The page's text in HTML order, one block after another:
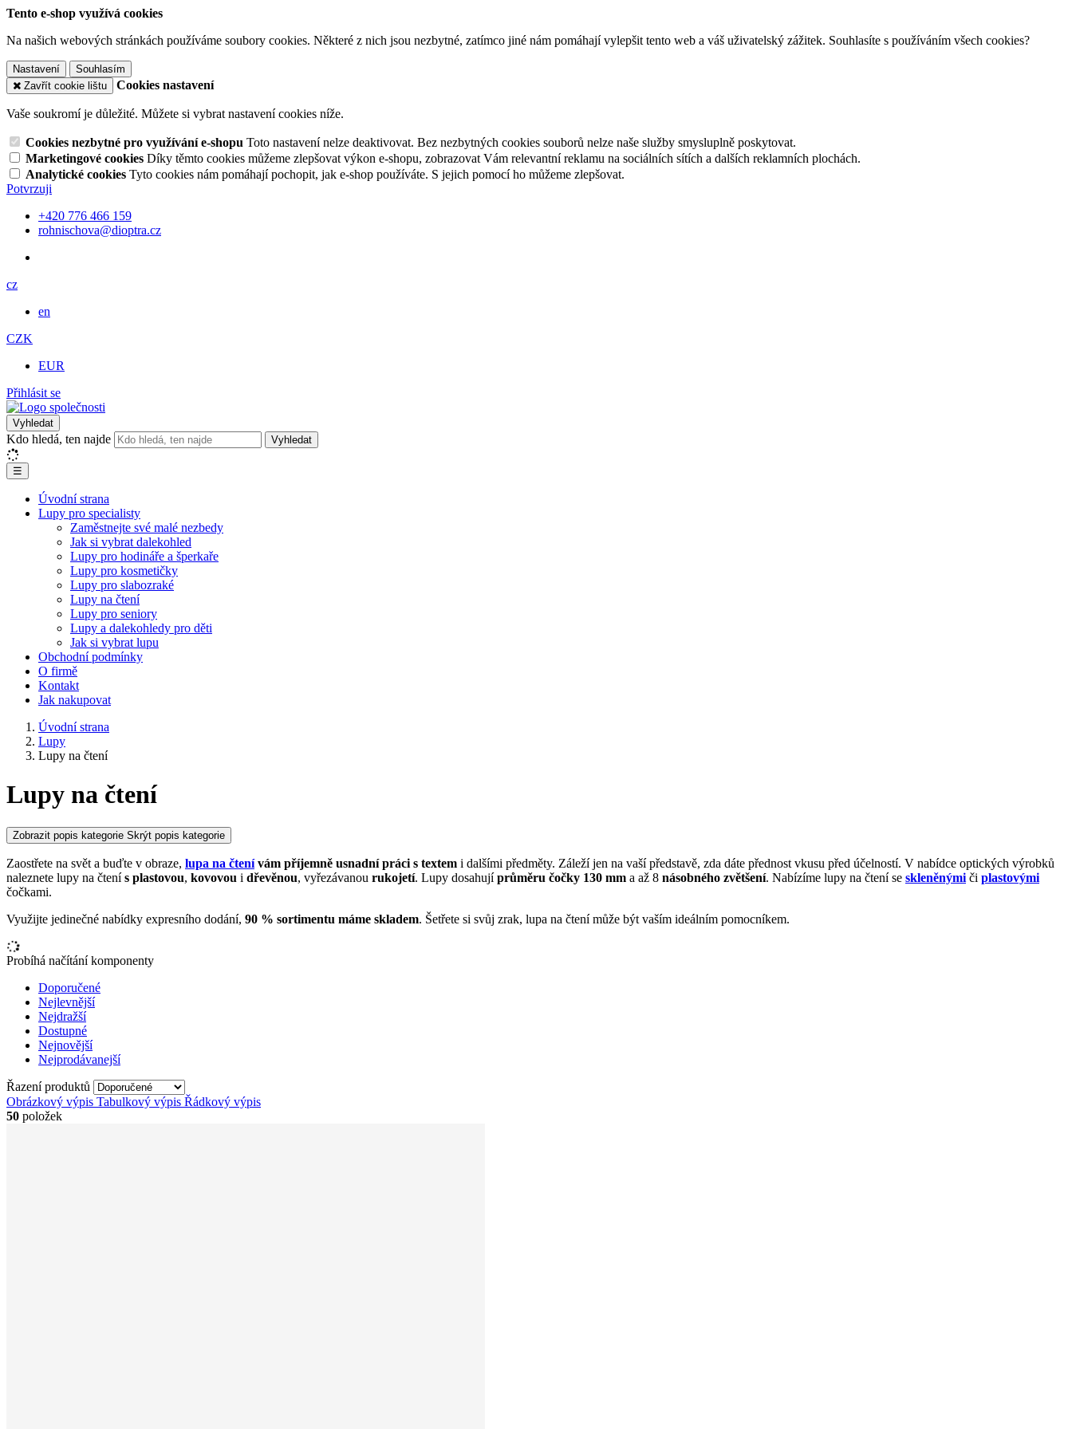
Tento e-shop využívá cookies
Na našich webových stránkách používáme soubory cookies. Některé z nich jsou nezbytné, zatímco jiné nám pomáhají vylepšit tento web a váš uživatelský zážitek. Souhlasíte s používáním všech cookies?
Nastavení
Souhlasím
Zavřít cookie lištu
Cookies nastavení
Vaše soukromí je důležité. Můžete si vybrat nastavení cookies níže.
Cookies nezbytné pro využívání e-shopu Toto nastavení nelze deaktivovat. Bez nezbytných cookies souborů nelze naše služby smysluplně poskytovat.
Marketingové cookies Díky těmto cookies můžeme zlepšovat výkon e-shopu, zobrazovat Vám relevantní reklamu na sociálních sítích a dalších reklamních plochách.
Analytické cookies Tyto cookies nám pomáhají pochopit, jak e-shop používáte. S jejich pomocí ho můžeme zlepšovat.
Potvrzuji
+420 776 466 159
rohnischova@dioptra.cz
cz
en
CZK
EUR
Přihlásit se
Vyhledat
Kdo hledá, ten najde Vyhledat
☰
Úvodní strana
Lupy pro specialisty
Zaměstnejte své malé nezbedy
Jak si vybrat dalekohled
Lupy pro hodináře a šperkaře
Lupy pro kosmetičky
Lupy pro slabozraké
Lupy na čtení
Lupy pro seniory
Lupy a dalekohledy pro děti
Jak si vybrat lupu
Obchodní podmínky
O firmě
Kontakt
Jak nakupovat
Úvodní strana
Lupy
Lupy na čtení
Lupy na čtení
Zobrazit popis kategorie Skrýt popis kategorie
Zaostřete na svět a buďte v obraze, lupa na čtenívám příjemně usnadní práci s textem i dalšími předměty. Záleží jen na vaší představě, zda dáte přednost vkusu před účelností. V nabídce optických výrobků
naleznete lupy na čtenís plastovou, kovovou i dřevěnou, vyřezávanou rukojetí. Lupy dosahujíprůměru čočky 130 mm a až 8 násobného zvětšení. Nabízíme lupy na čtení se skleněnými či plastovými
čočkami.
Využijte jedinečné nabídky expresního dodání, 90 % sortimentu máme skladem. Šetřete si svůj zrak, lupa na čtení může být vaším ideálním pomocníkem.
Probíhá načítání komponenty
Doporučené
Nejlevnější
Nejdražší
Dostupné
Nejnovější
Nejprodávanejší
Řazení produktů
Obrázkový výpis Tabulkový výpis Řádkový výpis
50 položek